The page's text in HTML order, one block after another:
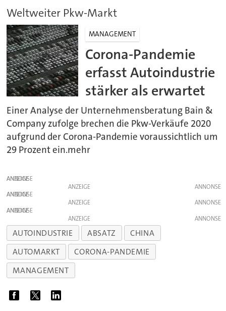
Weltweiter Pkw-Markt
MANAGEMENT
Corona-Pandemie
erfasst Autoindustrie
stärker als erwartet
Einer Analyse der Unternehmensberatung Bain &
Company zufolge brechen die Pkw-Verkäufe 2020
aufgrund der Corona-Pandemie voraussichtlich um
29 Prozent ein.mehr
ANZEIGE
ANZEIGE
ANZEIGE
ANZEIGE
ANZEIGE
ANZEIGE
AUTOINDUSTRIE ABSATZ
CHINA
AUTOMARKT
CORONA-PANDEMIE
MANAGEMENT